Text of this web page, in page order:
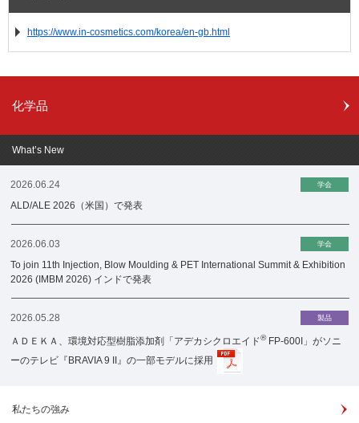
https://www.in-cosmetics.com/korea/en-gb.html
化学品
What’s New
2026.06.24 学会
ALD/ALE 2026（米国）で発表
2026.06.03 学会
To join 11th Injection, Blow Moulding & PET International Summit & Exhibition
2026 (IMBM 2026) インドで発表
2026.05.28 製品
ＡＤＥＫＡ、環境対応型樹脂添加剤「アデカシクロエイド®FP-600I」がソニ
ーのテレビ『BRAVIA 9 II』の一部モデルに採用
私たちの強み